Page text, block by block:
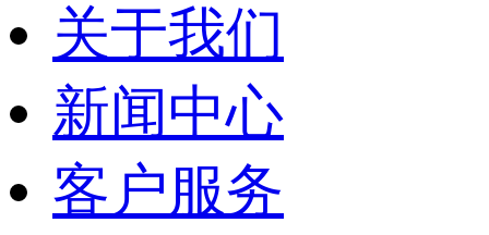
关于我们
新闻中心
客户服务